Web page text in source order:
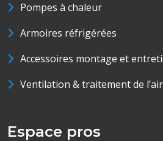
Pompes à chaleur
Armoires réfrigérées
Accessoires montage et
Ventilation & traitement de l’air
Espace pros